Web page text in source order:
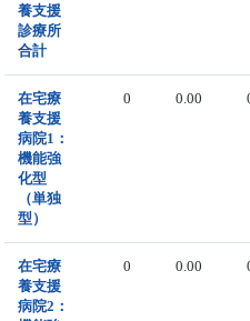
養支援
診療所
合計
在宅療
養支援
病院1：
機能強
化型
（単独
型）
0 0.00
在宅療
養支援
病院2：
0 0.00